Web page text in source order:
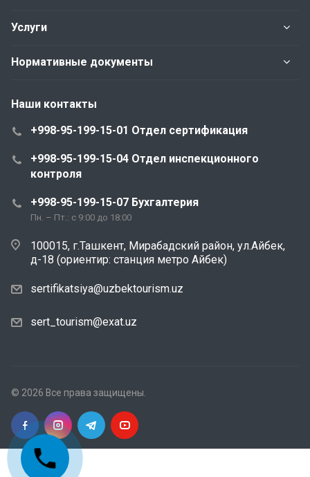
Услуги
Нормативные документы
Наши контакты
+998-95-199-15-01 Отдел сертификация
+998-95-199-15-04 Отдел инспекционного
контроля
+998-95-199-15-07 Бухгалтерия
Пн. – Пт.: с 9:00 до 18:00
100015, г.Ташкент, Мирабадский район, ул.Айбек,
д-18 (ориентир: станция метро Айбек)
sertifikatsiya@uzbektourism.uz
sert_tourism@exat.uz
© 2026 Все права защищены.